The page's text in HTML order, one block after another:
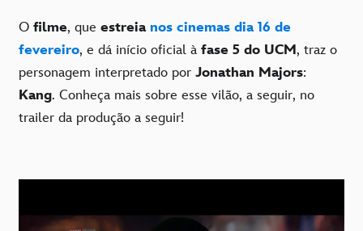
O filme, que estreia nos cinemas dia 16 de
fevereiro, e dá início oficial à fase 5 do UCM, traz o
personagem interpretado por Jonathan Majors:
Kang. Conheça mais sobre esse vilão, a seguir, no
trailer da produção a seguir!